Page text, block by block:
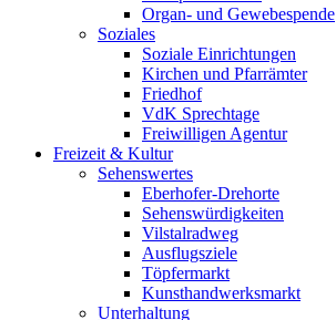
Organ- und Gewebespende
Soziales
Soziale Einrichtungen
Kirchen und Pfarrämter
Friedhof
VdK Sprechtage
Freiwilligen Agentur
Freizeit & Kultur
Sehenswertes
Eberhofer-Drehorte
Sehenswürdigkeiten
Vilstalradweg
Ausflugsziele
Töpfermarkt
Kunsthandwerksmarkt
Unterhaltung